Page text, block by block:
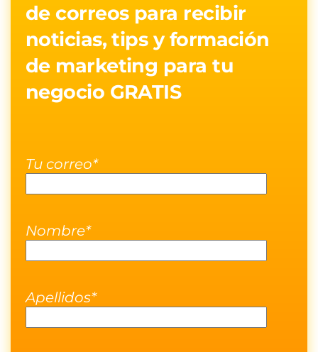
de correos para recibir
noticias, tips y formación
de marketing para tu
negocio GRATIS
Tu correo*
Nombre*
Apellidos*